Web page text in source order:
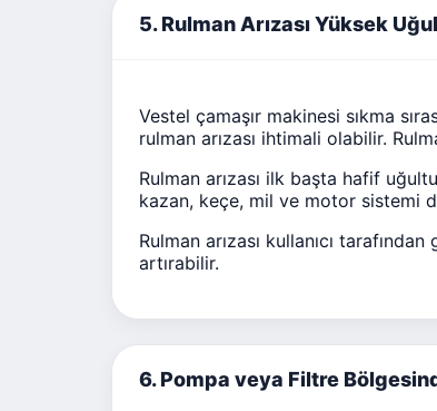
5. Rulman Arızası Yüksek
Vestel çamaşır makinesi sıkma
rulman arızası ihtimali olabilir.
Rulman arızası ilk başta hafif
kazan, keçe, mil ve motor sistemi
Rulman arızası kullanıcı
artırabilir.
6. Pompa veya Filtre